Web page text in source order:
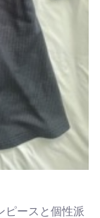
ピースと個性派